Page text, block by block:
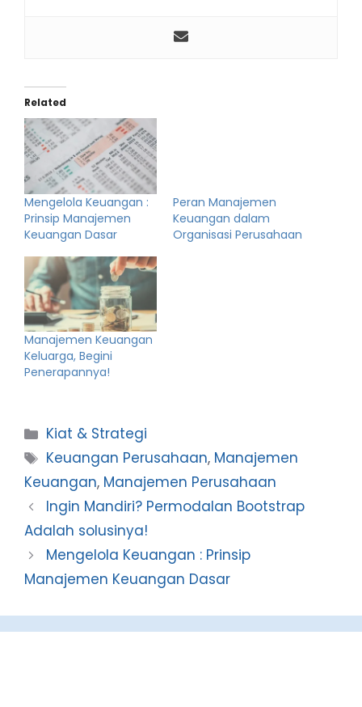
Related
Mengelola Keuangan :
Prinsip Manajemen
Keuangan Dasar
Peran Manajemen
Keuangan dalam
Organisasi Perusahaan
Manajemen Keuangan
Keluarga, Begini
Penerapannya!
Categories
Kiat & Strategi
Tags
Keuangan Perusahaan, Manajemen
Keuangan, Manajemen Perusahaan
Ingin Mandiri? Permodalan Bootstrap
Adalah solusinya!
Mengelola Keuangan : Prinsip
Manajemen Keuangan Dasar